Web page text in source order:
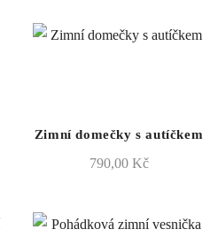
Zimní domečky s autíčkem
790,00 Kč